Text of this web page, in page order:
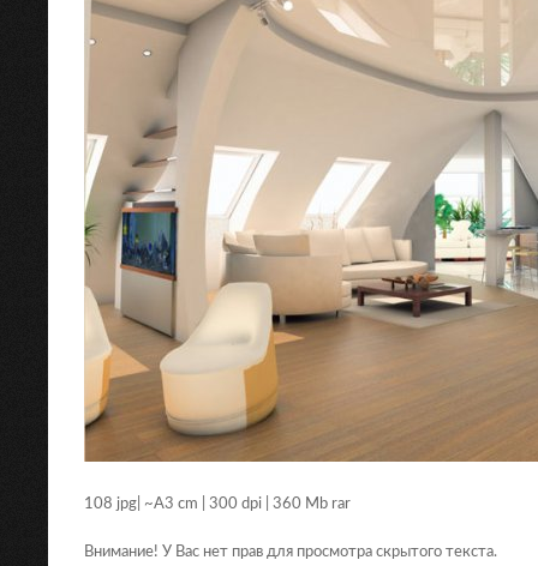
108 jpg| ~A3 cm | 300 dpi | 360 Mb rar
Внимание! У Вас нет прав для просмотра скрытого текста.